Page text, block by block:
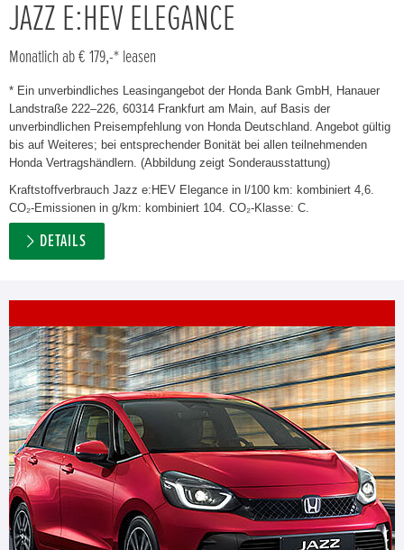
JAZZ E:HEV ELEGANCE
Monatlich ab € 179,-* leasen
* Ein unverbindliches Leasingangebot der Honda Bank GmbH, Hanauer
Landstraße 222–226, 60314 Frankfurt am Main, auf Basis der
unverbindlichen Preisempfehlung von Honda Deutschland. Angebot gültig
bis auf Weiteres; bei entsprechender Bonität bei allen teilnehmenden
Honda Vertragshändlern. (Abbildung zeigt Sonderausstattung)
Kraftstoffverbrauch Jazz e:HEV Elegance in l/100 km: kombiniert 4,6.
CO₂-Emissionen in g/km: kombiniert 104. CO₂-Klasse: C.
DETAILS